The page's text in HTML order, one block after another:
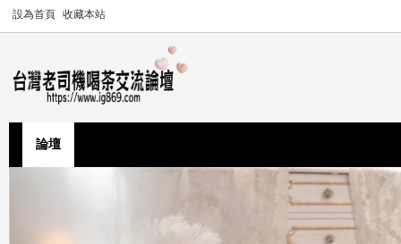
設為首頁 收藏本站
論壇